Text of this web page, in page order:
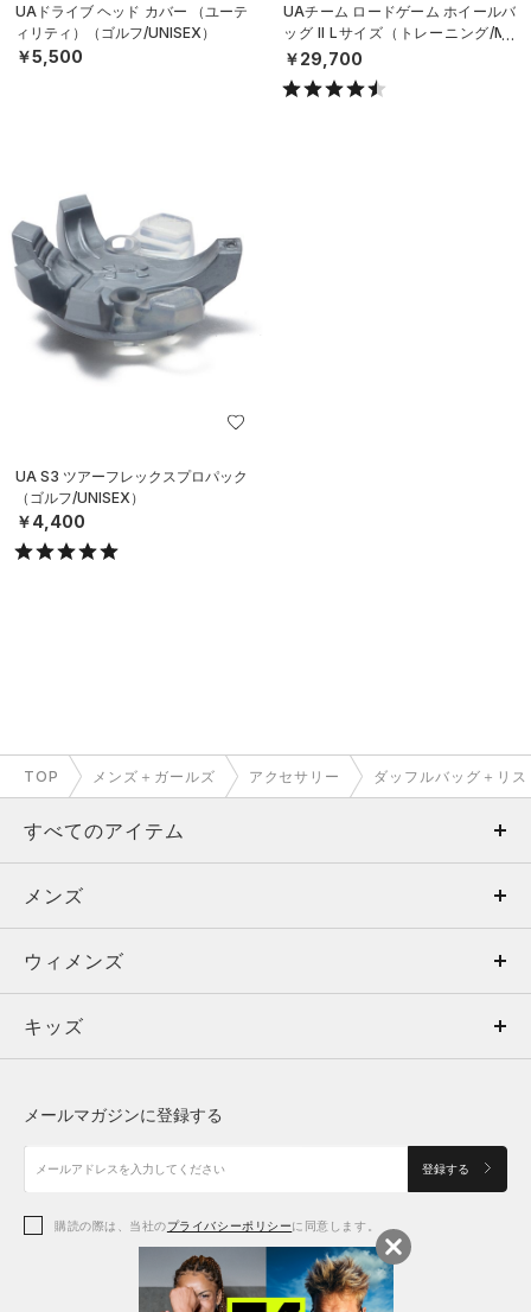
UAドライブ ヘッド カバー （ユーテ
ィリティ）（ゴルフ/UNISEX）
￥5,500
UAチーム ロードゲーム ホイールバ
ッグ II Lサイズ（トレーニング/ME
N）
￥29,700
UA S3 ツアーフレックスプロパック
（ゴルフ/UNISEX）
￥4,400
TOP メンズ＋ガールズ アクセサリー ダッフルバッグ＋リ
すべてのアイテム
メンズ
ウィメンズ
キッズ
アクセサリー
メンズ
トップス
ボトムス
アクセサリー
ウィメンズ
トップス
シューズ
アクセサリー
キッズ
シューズ
メールマガジンに登録する
登録する
購読の際は、当社のプライバシーポリシーに同意します。